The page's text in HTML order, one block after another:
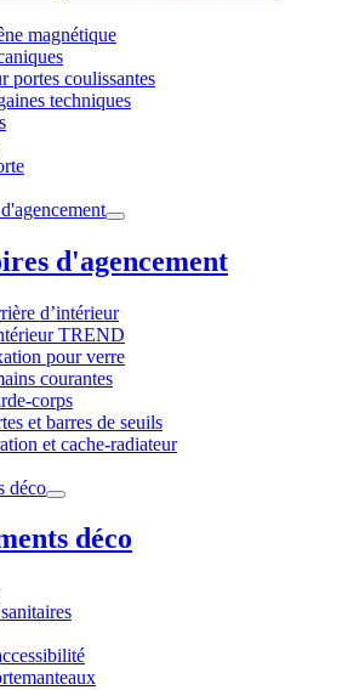
magnétique
portes coulissantes
techniques
d'agencement
d’intérieur
TREND
pour verre
courantes
corps
et barres de seuils
et cache-radiateur
déco
déco